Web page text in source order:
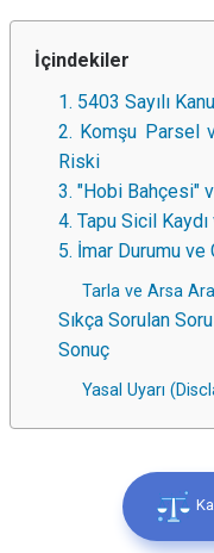
İçindekiler
1. 5403 Sayılı
2. Komşu Parsel
Riski
3. "Hobi Bahçesi"
4. Tapu Sicil
5. İmar Durumu
Tarla ve Arsa
Sıkça Sorulan
Sonuç
Yasal Uyarı